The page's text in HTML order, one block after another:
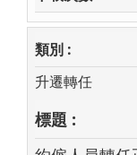
升遷轉任